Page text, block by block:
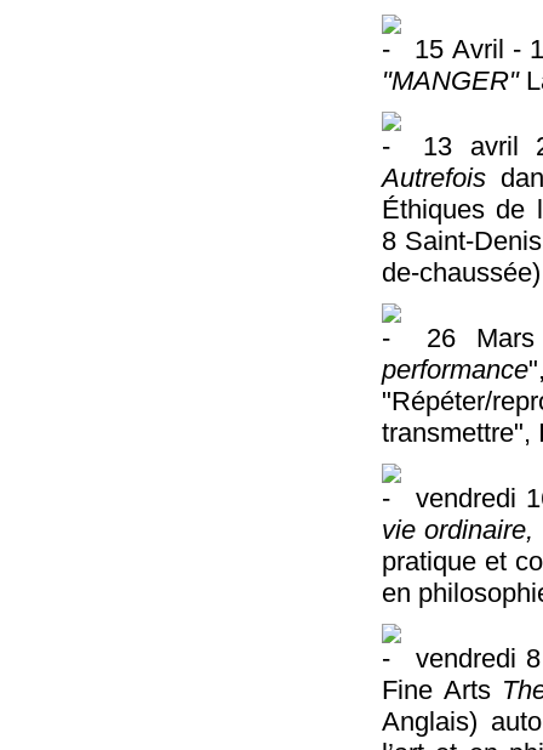
15 Avril -
"MANGER"
13 avril
Autrefois
Éthiques de
8 Saint-
de-chaussée)
26
performance
"Répéter/
transmettre",
vendredi
vie ordinaire,
pratique et
en
vendredi
Fine Arts
Anglais)